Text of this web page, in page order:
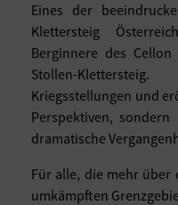
Eines der
Klettersteig
Berginnere des
Stollen-
Kriegsstellungen und
Perspektiven,
dramatische
Für alle, die mehr über
umkämpften